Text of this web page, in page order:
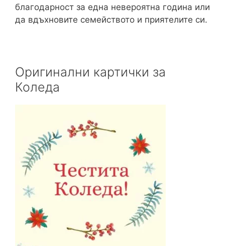
благодарност за една невероятна година или
да вдъхновите семейството и приятелите си.
Оригинални картички за
Коледа